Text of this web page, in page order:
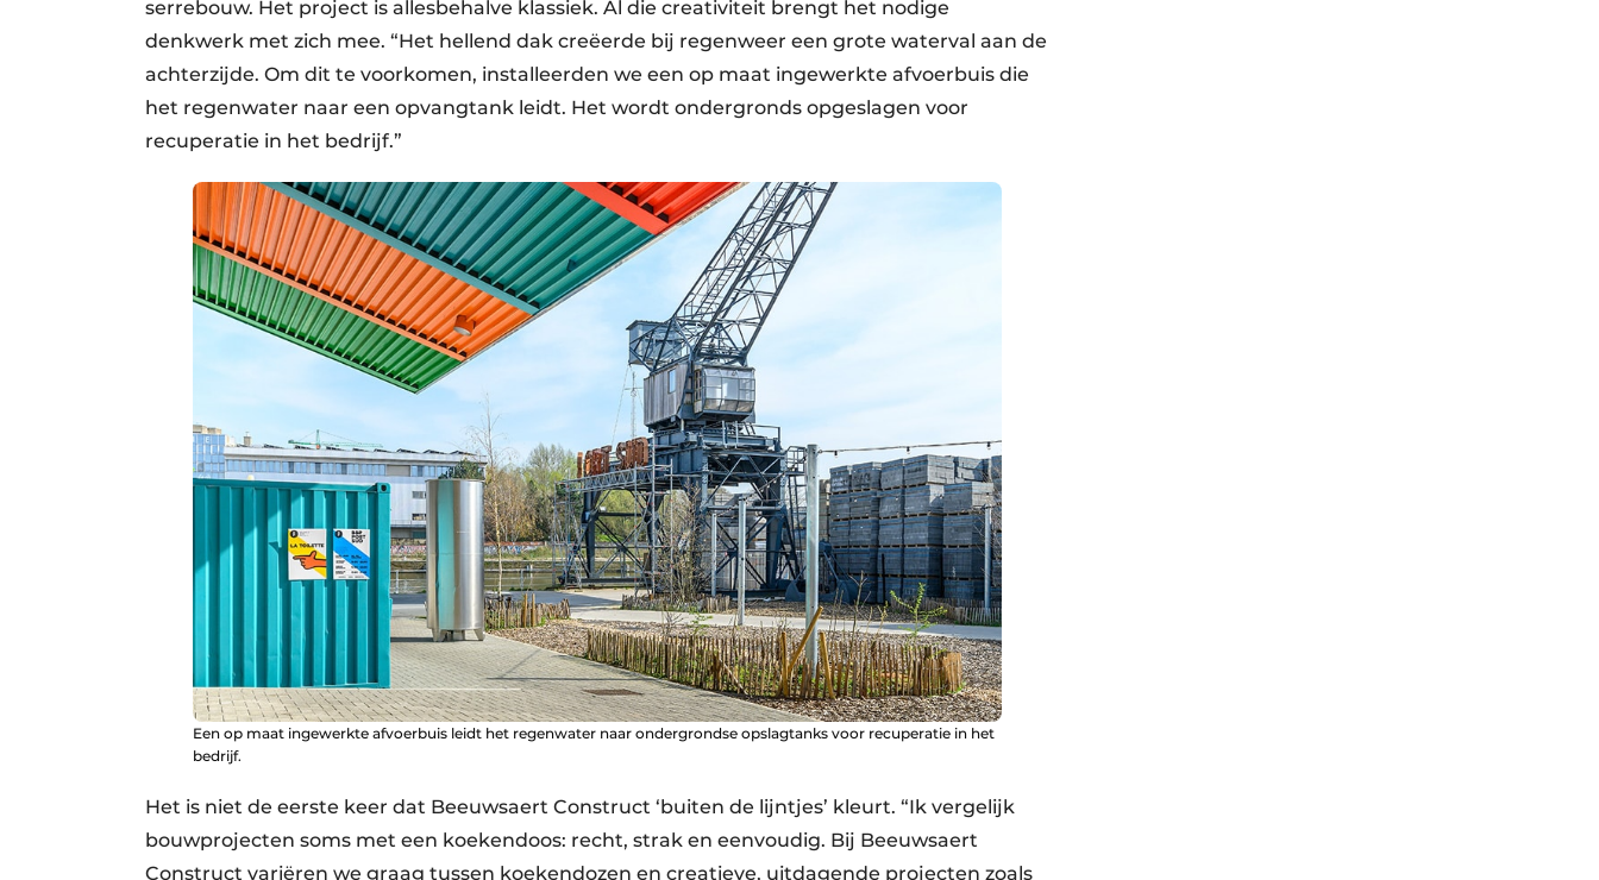
serrebouw. Het project is allesbehalve klassiek. Al die creativiteit brengt het nodige
denkwerk met zich mee. “Het hellend dak creëerde bij regenweer een grote waterval aan de
achterzijde. Om dit te voorkomen, installeerden we een op maat ingewerkte afvoerbuis die
het regenwater naar een opvangtank leidt. Het wordt ondergronds opgeslagen voor
recuperatie in het bedrijf.”
Een op maat ingewerkte afvoerbuis leidt het regenwater naar ondergrondse opslagtanks voor recuperatie in het
bedrijf.
Het is niet de eerste keer dat Beeuwsaert Construct ‘buiten de lijntjes’ kleurt. “Ik vergelijk
bouwprojecten soms met een koekendoos: recht, strak en eenvoudig. Bij Beeuwsaert
Construct variëren we graag tussen koekendozen en creatieve, uitdagende projecten zoals